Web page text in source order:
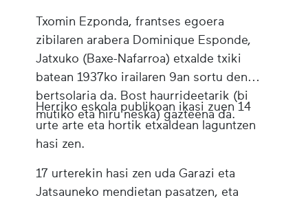
Txomin Ezponda, frantses egoera
zibilaren arabera Dominique Esponde,
Jatxuko (Baxe-Nafarroa) etxalde txiki
batean 1937ko irailaren 9an sortu den
bertsolaria da. Bost haurrideetarik (bi
mutiko eta hiru neska) gazteena da.
Herriko eskola publikoan ikasi zuen 14
urte arte eta hortik etxaldean laguntzen
hasi zen.
17 urterekin hasi zen uda Garazi eta
Jatsauneko mendietan pasatzen, eta